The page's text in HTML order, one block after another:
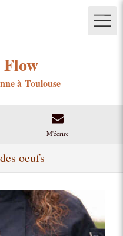
à Toulouse
M'écrire
oeufs